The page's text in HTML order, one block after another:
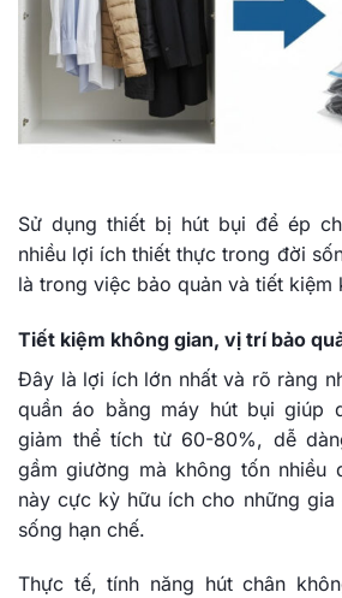
Sử dụng thiết bị hút bụi để ép
nhiều lợi ích thiết thực trong đời
là trong việc bảo quản và tiết kiệm
Tiết kiệm không gian, vị trí bảo
Đây là lợi ích lớn nhất và rõ ràng
quần áo bằng máy hút bụi giúp
giảm thể tích từ 60-80%, dễ
gầm giường mà không tốn nhiều
này cực kỳ hữu ích cho những
sống hạn chế.
Thực tế, tính năng hút chân